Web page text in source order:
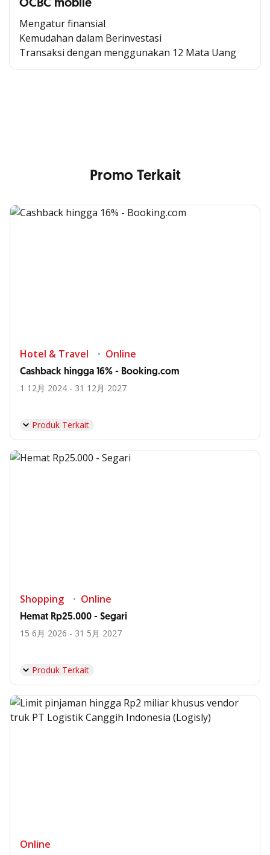
Mengatur finansial
Kemudahan dalam Berinvestasi
Transaksi dengan menggunakan 12 Mata Uang
Cross Selling Banner Global
Promo Terkait
Hotel & Travel Online
Cashback hingga 16% - Booking.com
1 12月 2024 - 31 12月 2027
Produk Terkait
Shopping Online
Hemat Rp25.000 - Segari
15 6月 2026 - 31 5月 2027
Produk Terkait
Online